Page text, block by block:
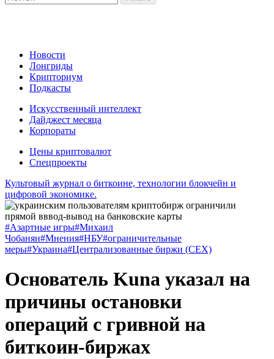
Новости
Лонгриды
Крипториум
Подкасты
Искусственный интеллект
Дайджест месяца
Корпораты
Цены криптовалют
Спецпроекты
Культовый журнал о биткоине, технологии блокчейн и
цифровой экономике.
#Азартные игры#Михаил
Чобанян#Мнения#НБУ#ограничительные
меры#Украина#Централизованные биржи (CEX)
Основатель Kuna указал на
причины остановки
операций с гривной на
биткоин-биржах